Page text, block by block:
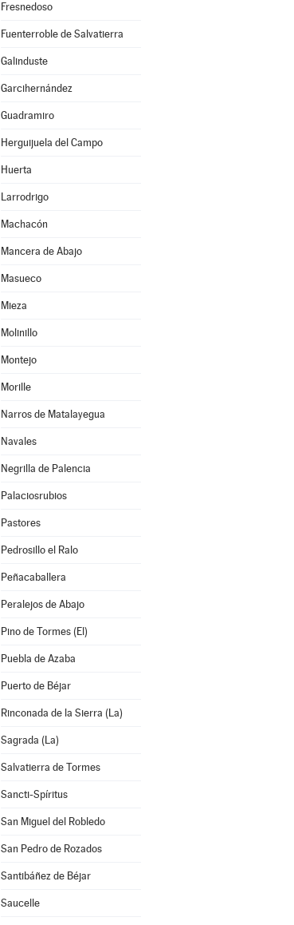
Fresnedoso
Fuenterroble de Salvatierra
Galinduste
Garcihernández
Guadramiro
Herguijuela del Campo
Huerta
Larrodrigo
Machacón
Mancera de Abajo
Masueco
Mieza
Molinillo
Montejo
Morille
Narros de Matalayegua
Navales
Negrilla de Palencia
Palaciosrubios
Pastores
Pedrosillo el Ralo
Peñacaballera
Peralejos de Abajo
Pino de Tormes (El)
Puebla de Azaba
Puerto de Béjar
Rinconada de la Sierra (La)
Sagrada (La)
Salvatierra de Tormes
Sancti-Spíritus
San Miguel del Robledo
San Pedro de Rozados
Santibáñez de Béjar
Saucelle